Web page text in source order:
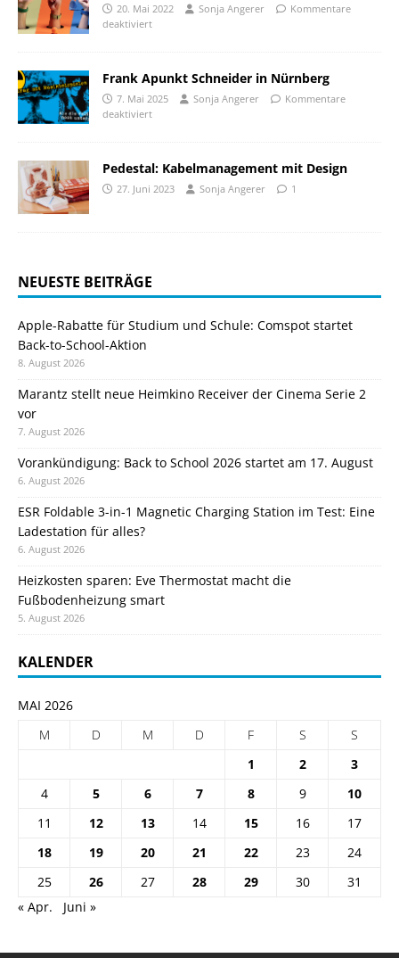
20. Mai 2022 Sonja Angerer
Kommentare
deaktiviert
Frank Apunkt Schneider in Nürnberg
7. Mai 2025 Sonja Angerer
Kommentare
deaktiviert
Pedestal: Kabelmanagement mit Design
27. Juni 2023 Sonja Angerer 1
NEUESTE BEITRÄGE
Apple-Rabatte für Studium und Schule: Comspot startet
Back-to-School-Aktion
8. August 2026
Marantz stellt neue Heimkino Receiver der Cinema Serie 2
vor
7. August 2026
Vorankündigung: Back to School 2026 startet am 17. August
6. August 2026
ESR Foldable 3-in-1 Magnetic Charging Station im Test: Eine
Ladestation für alles?
6. August 2026
Heizkosten sparen: Eve Thermostat macht die
Fußbodenheizung smart
5. August 2026
KALENDER
MAI 2026
M
D M D F S
S
1
2
3
4
5 6 7 8 9
10
11
12 13 14 15 16
17
18
19 20 21 22 23
24
25
26 27 28 29 30
31
« Apr.
Juni »